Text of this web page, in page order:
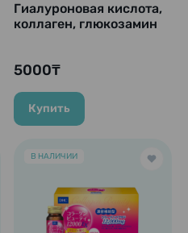
Гиалуроновая кислота,
коллаген, глюкозамин
5000₸
Купить
В НАЛИЧИИ